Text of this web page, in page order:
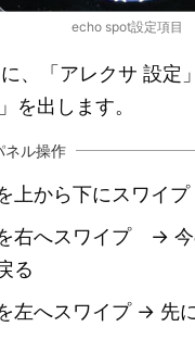
echo spot設定項目
、「アレクサ 設定
を出します。
ネル操作
上から下にスワイ
右へスワイプ → 今
る
左へスワイプ → 先